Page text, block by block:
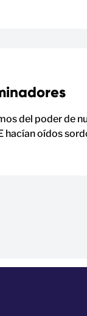
del poder de
hacían oídos